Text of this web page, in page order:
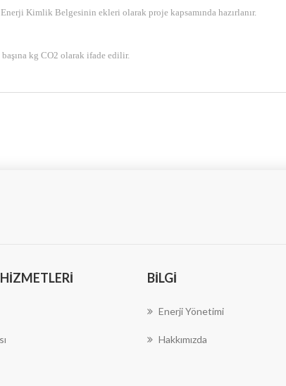
Kimlik Belgesinin ekleri olarak proje kapsamında hazırlanır.
kg CO2 olarak ifade edilir.
BILGI
Enerji Yönetimi
Hakkımızda